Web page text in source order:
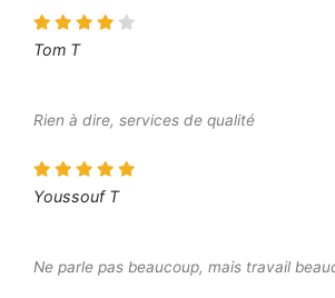
Tom T
Rien à dire, services de qualité
Youssouf T
Ne parle pas beaucoup, mais travail